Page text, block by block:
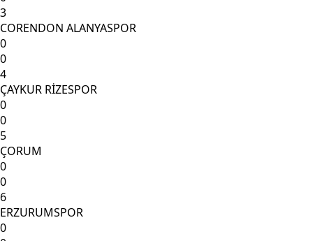
3
CORENDON ALANYASPOR
0
0
4
ÇAYKUR RİZESPOR
0
0
5
ÇORUM
0
0
6
ERZURUMSPOR
0